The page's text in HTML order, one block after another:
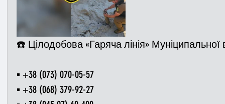
☎️ Цілодобова «Гаряча лінія»
▪️ +38 (073) 070-05-57
▪️ +38 (068) 379-92-27